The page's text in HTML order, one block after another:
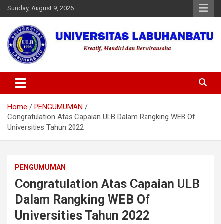
Skip
to
content
Sunday, August 9, 2026
Universitas Labuhanbatu
Home
PENGUMUMAN
Congratulation Atas Capaian ULB Dalam Rangking WEB Of
Universities Tahun 2022
PENGUMUMAN
Congratulation Atas Capaian ULB
Dalam Rangking WEB Of
Universities Tahun 2022